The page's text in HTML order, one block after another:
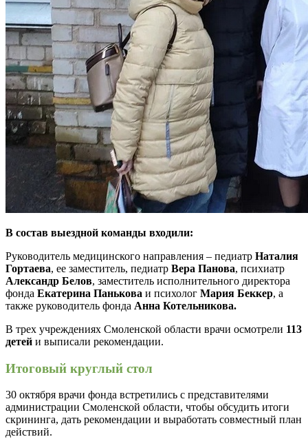
В состав выездной команды входили:
Руководитель медицинского направления – педиатр Наталия
Гортаева, ее заместитель, педиатр Вера Панова, психиатр
Александр Белов, заместитель исполнительного директора
фонда Екатерина Панькова и психолог Мария Беккер, а
также руководитель фонда Анна Котельникова.
В трех учреждениях Смоленской области врачи осмотрели 113
детей и выписали рекомендации.
Итоговый круглый стол
30 октября врачи фонда встретились с представителями
администрации Смоленской области, чтобы обсудить итоги
скрининга, дать рекомендации и выработать совместный план
действий.